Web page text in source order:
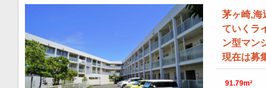
茅ヶ崎,海
ていくラ
ン型マン
現在は募
91.79m²